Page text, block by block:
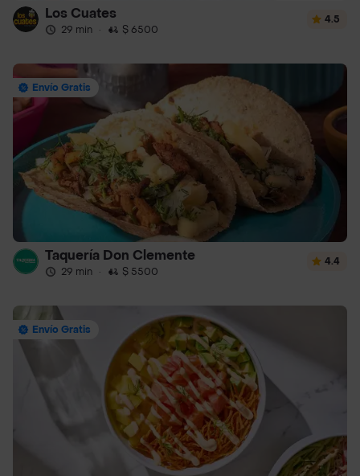
Los Cuates
29 min · $ 6500
4.5
Envío Gratis
Taquería Don Clemente
29 min · $ 5500
4.4
Envío Gratis